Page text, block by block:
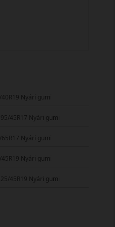
40R19 Nyári gumi
45R17 Nyári gumi
65R17 Nyári gumi
45R19 Nyári gumi
45R19 Nyári gumi